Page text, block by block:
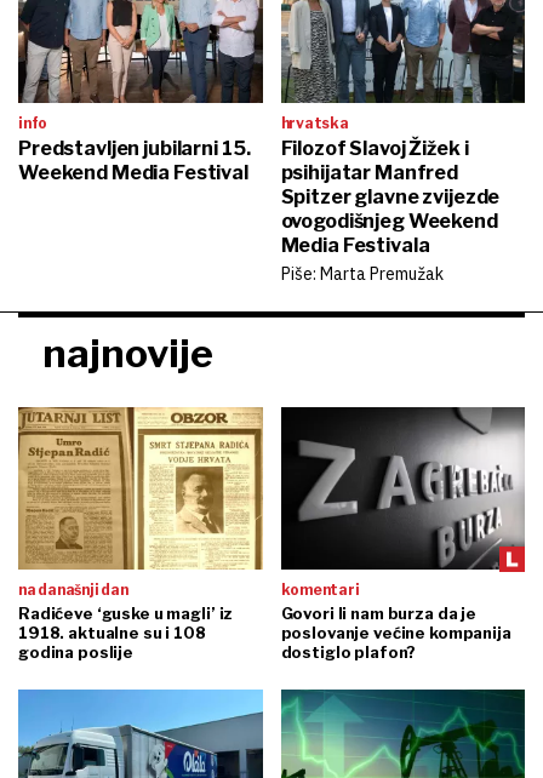
info
Predstavljen jubilarni 15.
Weekend Media Festival
hrvatska
Filozof Slavoj Žižek i
psihijatar Manfred
Spitzer glavne zvijezde
ovogodišnjeg Weekend
Media Festivala
Piše: Marta Premužak
najnovije
na današnji dan
Radićeve ‘guske u magli’ iz
1918. aktualne su i 108
godina poslije
komentari
Govori li nam burza da je
poslovanje većine kompanija
dostiglo plafon?